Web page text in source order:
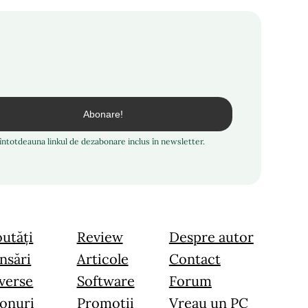
linkul de dezabonare inclus în newsletter.
Review
Articole
Software
Promoții
Despre autor
Contact
Forum
Vreau un PC